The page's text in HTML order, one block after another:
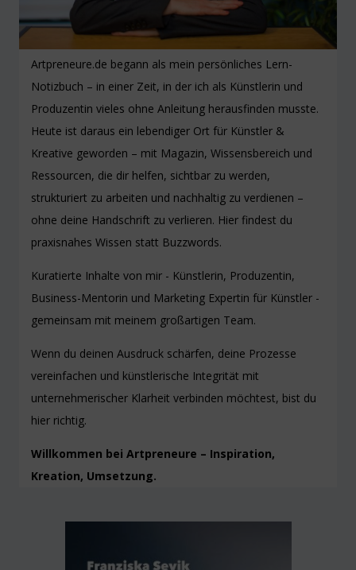
Artpreneure.de begann als mein persönliches Lern-
Notizbuch – in einer Zeit, in der ich als Künstlerin und
Produzentin vieles ohne Anleitung herausfinden musste.
Heute ist daraus ein lebendiger Ort für Künstler &
Kreative geworden – mit Magazin, Wissensbereich und
Ressourcen, die dir helfen, sichtbar zu werden,
strukturiert zu arbeiten und nachhaltig zu verdienen –
ohne deine Handschrift zu verlieren. Hier findest du
praxisnahes Wissen statt Buzzwords.
Kuratierte Inhalte von mir - Künstlerin, Produzentin,
Business-Mentorin und Marketing Expertin für Künstler -
gemeinsam mit meinem großartigen Team.
Wenn du deinen Ausdruck schärfen, deine Prozesse
vereinfachen und künstlerische Integrität mit
unternehmerischer Klarheit verbinden möchtest, bist du
hier richtig.
Willkommen bei Artpreneure – Inspiration,
Kreation, Umsetzung.